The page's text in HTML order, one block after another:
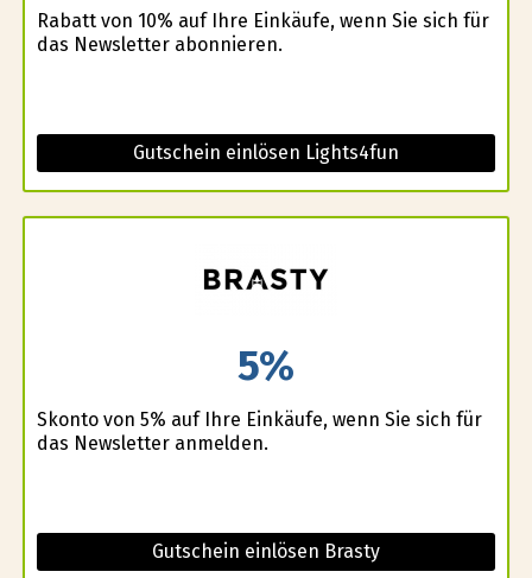
Rabatt von 10% auf Ihre Einkäufe, wenn Sie sich für
das Newsletter abonnieren.
Gutschein einlösen Lights4fun
5%
Skonto von 5% auf Ihre Einkäufe, wenn Sie sich für
das Newsletter anmelden.
Gutschein einlösen Brasty